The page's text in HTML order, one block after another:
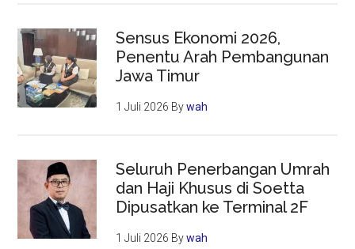
Sensus Ekonomi 2026,
Penentu Arah Pembangunan
Jawa Timur
1 Juli 2026 Bywah
Seluruh Penerbangan Umrah
dan Haji Khusus di Soetta
Dipusatkan ke Terminal 2F
1 Juli 2026 Bywah